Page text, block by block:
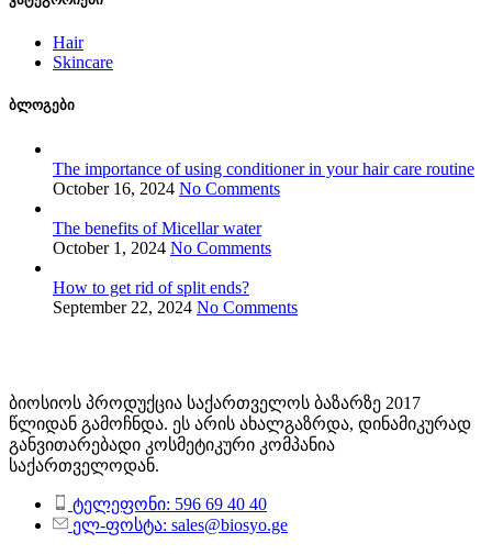
Hair
Skincare
ბლოგები
The importance of using conditioner in your hair care routine
October 16, 2024 No Comments
The benefits of Micellar water
October 1, 2024 No Comments
How to get rid of split ends?
September 22, 2024 No Comments
ბიოსიოს პროდუქცია საქართველოს ბაზარზე 2017
წლიდან გამოჩნდა. ეს არის ახალგაზრდა, დინამიკურად
განვითარებადი კოსმეტიკური კომპანია
საქართველოდან.
ტელეფონი: 596 69 40 40
ელ-ფოსტა: sales@biosyo.ge